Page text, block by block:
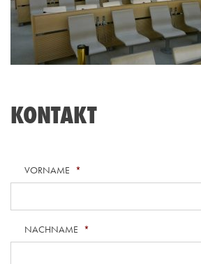
KONTAKT
VORNAME *
NACHNAME *